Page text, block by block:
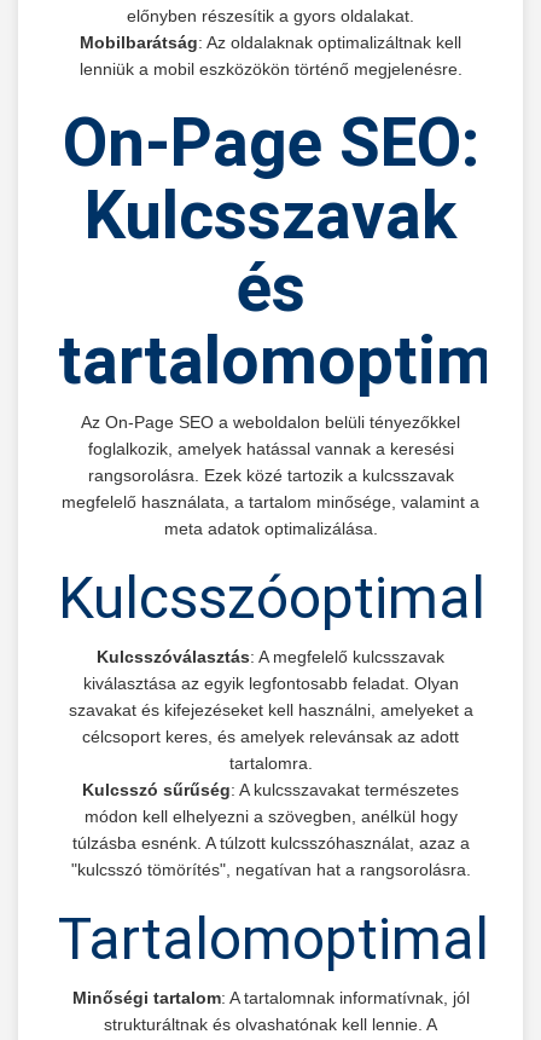
előnyben részesítik a gyors oldalakat.
Mobilbarátság: Az oldalaknak optimalizáltnak kell
lenniük a mobil eszközökön történő megjelenésre.
On-Page SEO:
Kulcsszavak
és
Az On-Page SEO a weboldalon belüli tényezőkkel
foglalkozik, amelyek hatással vannak a keresési
rangsorolásra. Ezek közé tartozik a kulcsszavak
megfelelő használata, a tartalom minősége, valamint a
meta adatok optimalizálása.
Kulcsszóválasztás: A megfelelő kulcsszavak
kiválasztása az egyik legfontosabb feladat. Olyan
szavakat és kifejezéseket kell használni, amelyeket a
célcsoport keres, és amelyek relevánsak az adott
tartalomra.
Kulcsszó sűrűség: A kulcsszavakat természetes
módon kell elhelyezni a szövegben, anélkül hogy
túlzásba esnénk. A túlzott kulcsszóhasználat, azaz a
"kulcsszó tömörítés", negatívan hat a rangsorolásra.
Minőségi tartalom: A tartalomnak informatívnak, jól
strukturáltnak és olvashatónak kell lennie. A